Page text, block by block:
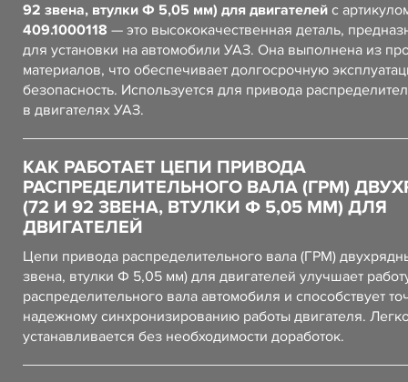
92 звена, втулки Ф 5,05 мм) для двигателей с
409.1000118 — это высококачественная деталь,
для установки на автомобили УАЗ. Она выполнена из
материалов, что обеспечивает долгосрочную
безопасность. Используется для привода
в двигателях УАЗ.
КАК РАБОТАЕТ ЦЕПИ ПРИВОДА
РАСПРЕДЕЛИТЕЛЬНОГО ВАЛА (ГРМ)
(72 И 92 ЗВЕНА, ВТУЛКИ Ф 5,05 ММ) ДЛЯ
ДВИГАТЕЛЕЙ
Цепи привода распределительного вала (ГРМ)
звена, втулки Ф 5,05 мм) для двигателей улучшает
распределительного вала автомобиля и способствует
надежному синхронизированию работы двигателя.
устанавливается без необходимости доработок.